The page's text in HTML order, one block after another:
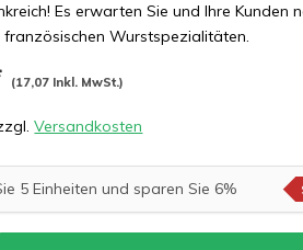
Es erwarten Sie und Ihre Kunden
französischen Wurstspezialitäten.
(17,07 Inkl. MwSt.)
Versandkosten
5 Einheiten und sparen Sie 6%